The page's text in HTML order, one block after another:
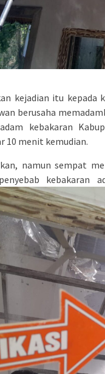
kejadian itu kepada
berusaha
kebakaran
10 menit kemudian.
namun sempat
kebakaran